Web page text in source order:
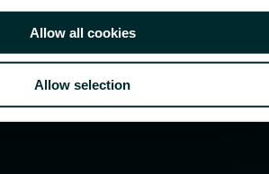
Allow all cookies
Allow selection